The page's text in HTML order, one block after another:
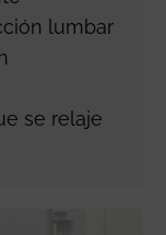
lumbar
se relaje